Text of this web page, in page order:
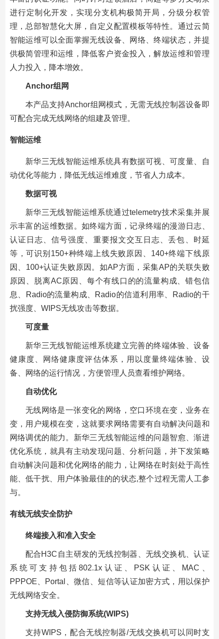
进行定制化开发，实现分支机构极简开局，分级分权管
理，总部智慧化大屏，自定义配置模板等特性。通过云简
智能运维可以全面掌握无线设备、网络、终端状态，并提
供极简管理和运维，降低客户资金投入，解放运维和管理
人力投入，降本增效。
Anchor组网
本产品支持Anchor组网模式，无需无线控制器设备即
可配合完成无线网络的组建及管理。
智能运维
新华三无线智能运维系统具有数据可视、可度量、自
动优化等能力，降低无线运维难度，节省人力成本。
数据可视
新华三无线智能运维系统通过telemetry技术采集并展
示丰富的运维数据。如终端方面，记录终端的漫游日志、
认证日志、信号强度、重要报文交互日志、丢包、时延
等，可识别150+种终端上线失败原因、140+终端下线原
因、100+认证失败原因。如AP方面，采集AP的关联失败
原因、脱离AC原因、每个有线口的的流量构成、错包信
息、Radio的流量构成、Radio的信道利用率、Radio的干
扰强度、WIPS无线攻击等数据。
可度量
新华三无线智能运维系统建立完善的终端体验、设备
健康度、网络健康度评估体系，用以度量终端体验、设
备、网络的运行情况，方便管理人员查看维护网络。
自动优化
无线网络是一张变化的网络，空口环境在变，业务在
变，用户规模在变，这就要求网络需要有自动解决问题和
网络调优的能力。新华三无线智能运维的问题智愈、渐进
优化系统，就具有主动发现问题、分析问题，并下发策略
自动解决问题和优化网络的能力，让网络在时刻处于高性
能、低干扰、用户体验最佳的的状态,整个过程无需人工参
与。
有线无线安全防护
终端接入和准入安全
配合H3C自主研发的无线控制器、无线交换机、认证
系统可支持包括802.1x认证、PSK认证、MAC、
PPPOE、Portal、微信、短信等认证加密方式，用以保护
无线网络安全。
支持无线入侵防御系统(WIPS)
支持WIPS，配合无线控制器/无线交换机可以同时支